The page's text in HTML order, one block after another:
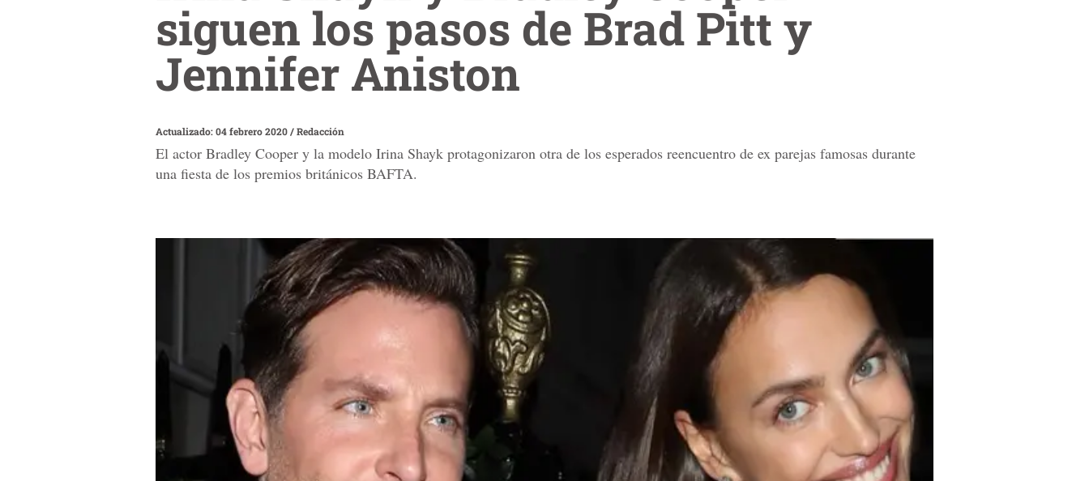
siguen los pasos de Brad Pitt y
Jennifer Aniston
Actualizado: 04 febrero 2020/Redacción
El actor Bradley Cooper y la modelo Irina Shayk protagonizaron otra de los esperados reencuentro de ex parejas famosas durante
una fiesta de los premios británicos BAFTA.